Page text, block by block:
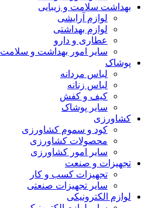
بهداشت سلامت و زیبایی
لوازم آرایشی
لوازم بهداشتی
عطاری و دارو
سایر امور بهداشت و سلامت
پوشاک
لباس مردانه
لباس زنانه
کیف و کفش
سایر پوشاک
کشاورزی
کود و سموم کشاورزی
محصولات کشاورزی
سایر امور کشاورزی
تجهیزات و صنعت
تجهیزات کسب و کار
سایر تجهیزات صنعتی
لوازم الکترونیکی